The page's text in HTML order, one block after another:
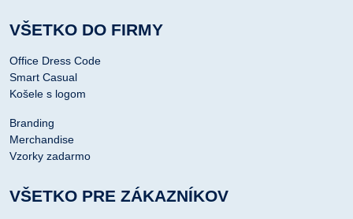
VŠETKO DO FIRMY
Office Dress Code
Smart Casual
Košele s logom
Branding
Merchandise
Vzorky zadarmo
VŠETKO PRE ZÁKAZNÍKOV